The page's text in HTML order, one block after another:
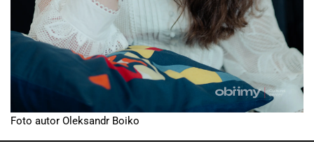
Foto autor Oleksandr Boiko